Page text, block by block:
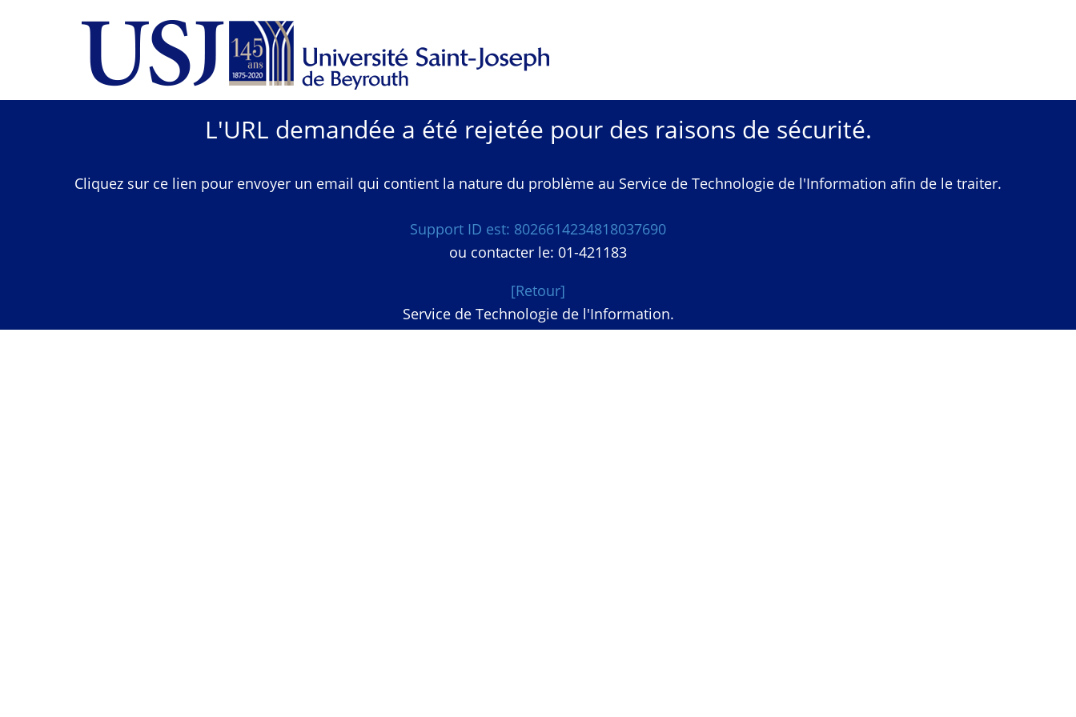
L'URL demandée a été rejetée pour des raisons de sécurité.
Cliquez sur ce lien pour envoyer un email qui contient la nature du problème au Service de Technologie de l'Information afin de le traiter.
Support ID est: 8026614234818037690
ou contacter le: 01-421183
[Retour]
Service de Technologie de l'Information.